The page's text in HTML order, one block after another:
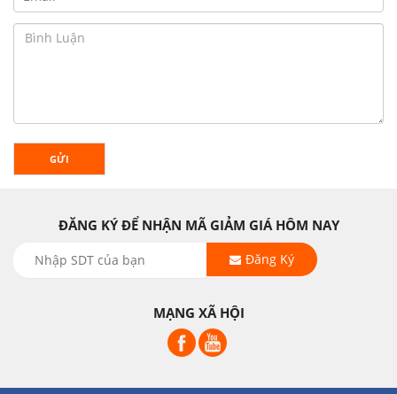
GỬI
ĐĂNG KÝ ĐỂ NHẬN MÃ GIẢM GIÁ HÔM NAY
Đăng Ký
MẠNG XÃ HỘI